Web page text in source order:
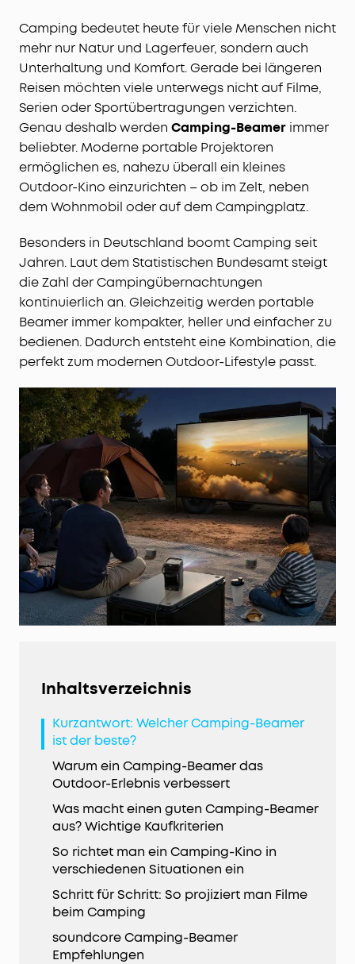
Camping bedeutet heute für viele Menschen nicht
mehr nur Natur und Lagerfeuer, sondern auch
Unterhaltung und Komfort. Gerade bei längeren
Reisen möchten viele unterwegs nicht auf Filme,
Serien oder Sportübertragungen verzichten.
Genau deshalb werden Camping-Beamer immer
beliebter. Moderne portable Projektoren
ermöglichen es, nahezu überall ein kleines
Outdoor-Kino einzurichten – ob im Zelt, neben
dem Wohnmobil oder auf dem Campingplatz.
Besonders in Deutschland boomt Camping seit
Jahren. Laut dem Statistischen Bundesamt steigt
die Zahl der Campingübernachtungen
kontinuierlich an. Gleichzeitig werden portable
Beamer immer kompakter, heller und einfacher zu
bedienen. Dadurch entsteht eine Kombination, die
perfekt zum modernen Outdoor-Lifestyle passt.
Inhaltsverzeichnis
Kurzantwort: Welcher Camping-Beamer
ist der beste?
Warum ein Camping-Beamer das
Outdoor-Erlebnis verbessert
Was macht einen guten Camping-Beamer
aus? Wichtige Kaufkriterien
So richtet man ein Camping-Kino in
verschiedenen Situationen ein
Schritt für Schritt: So projiziert man Filme
beim Camping
soundcore Camping-Beamer
Empfehlungen